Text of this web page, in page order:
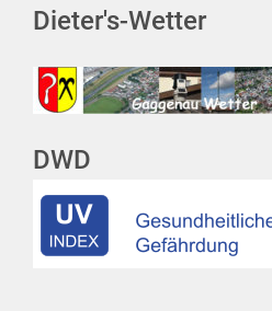
Dieter's-Wetter
DWD